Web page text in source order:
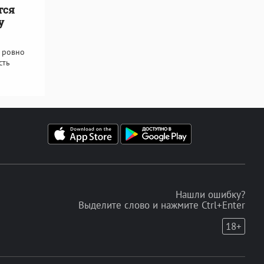
ровно
Нашли ошибку?
Выделите слово и нажмите Ctrl+Enter
18+